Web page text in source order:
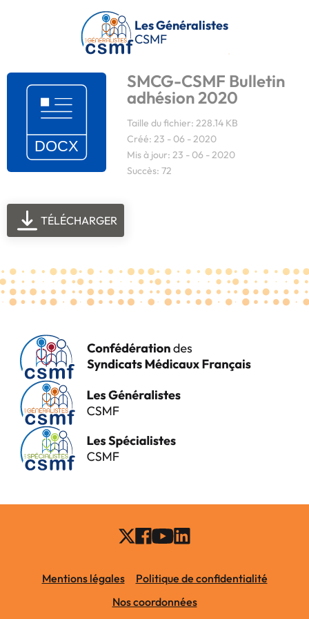
Passer au contenu principal
Les Généralistes
CSMF
SMCG-CSMF Bulletin
adhésion 2020
Taille du fichier: 228.14 KB
Créé: 23 - 06 - 2020
Mis à jour: 23 - 06 - 2020
Succès: 72
TÉLÉCHARGER
Mentions légales
Politique de confidentialité
Nos coordonnées